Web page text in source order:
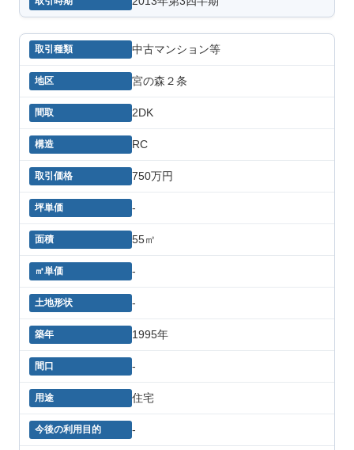
中古マンション等
宮の森２条
2DK
RC
750万円
-
55㎡
-
-
1995年
-
住宅
-